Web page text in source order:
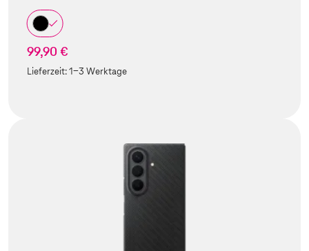
99,90 €
Lieferzeit:1-3 Werktage